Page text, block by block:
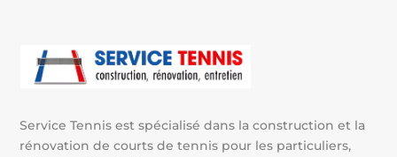
Service Tennis est spécialisé dans la construction et la
rénovation de courts de tennis pour les particuliers,